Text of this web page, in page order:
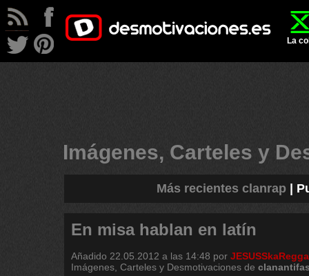
La
Imágenes, Carteles y
Más recientes clanrap
En misa hablan en latín
Añadido 22.05.2012 a las 14:48 por
Imágenes, Carteles y Desmotivaciones de